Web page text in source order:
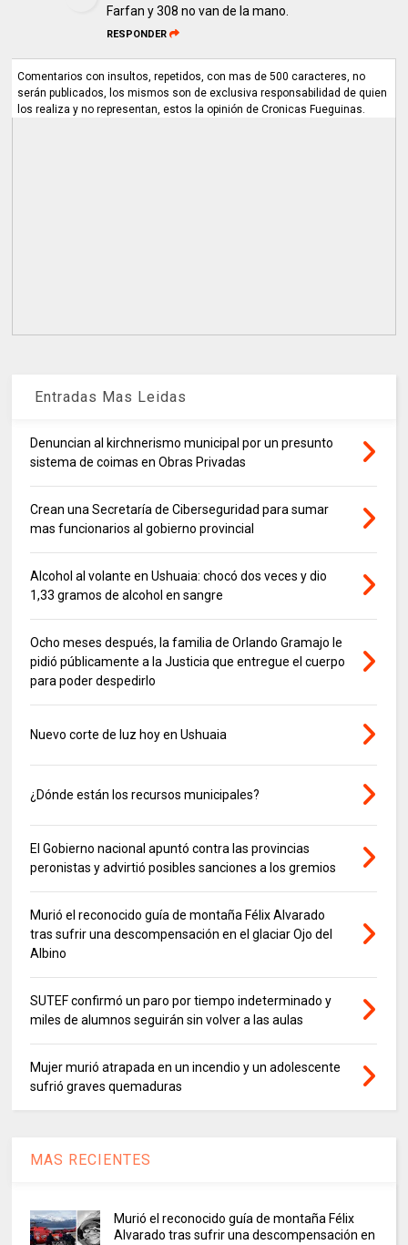
Farfan y 308 no van de la mano.
RESPONDER
Comentarios con insultos, repetidos, con mas de 500 caracteres, no
serán publicados, los mismos son de exclusiva responsabilidad de quien
los realiza y no representan, estos la opinión de Cronicas Fueguinas.
Entradas Mas Leidas
Denuncian al kirchnerismo municipal por un presunto
sistema de coimas en Obras Privadas
Crean una Secretaría de Ciberseguridad para sumar
mas funcionarios al gobierno provincial
Alcohol al volante en Ushuaia: chocó dos veces y dio
1,33 gramos de alcohol en sangre
Ocho meses después, la familia de Orlando Gramajo le
pidió públicamente a la Justicia que entregue el cuerpo
para poder despedirlo
Nuevo corte de luz hoy en Ushuaia
¿Dónde están los recursos municipales?
El Gobierno nacional apuntó contra las provincias
peronistas y advirtió posibles sanciones a los gremios
Murió el reconocido guía de montaña Félix Alvarado
tras sufrir una descompensación en el glaciar Ojo del
Albino
SUTEF confirmó un paro por tiempo indeterminado y
miles de alumnos seguirán sin volver a las aulas
Mujer murió atrapada en un incendio y un adolescente
sufrió graves quemaduras
MAS RECIENTES
Murió el reconocido guía de montaña Félix
Alvarado tras sufrir una descompensación en